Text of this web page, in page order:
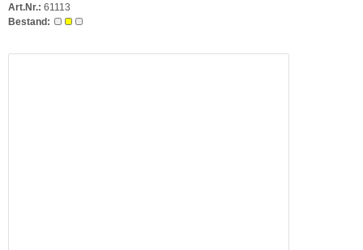
Art.Nr.: 61113
Bestand: